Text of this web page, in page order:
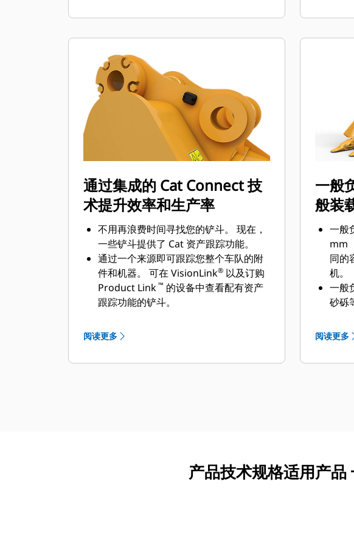
可在更短的时间内装载更多的物料。 对
的部
铲
具
底
会
通过集成的 Cat Connect 技
术提升效率和生产率
不用再浪费时间寻找您的铲斗。 现在，
一些铲斗提供了 Cat 资产跟踪功能。
通过一个来源即可跟踪您整个车队的附
件和机器。 可在 VisionLink® 以及订购
Product Link ™ 的设备中查看配有资产
跟踪功能的铲斗。
定的工地边界，配有资产跟踪器的铲斗
阅读更多
一般
般装
一般
mm
同的
机。
一般
砂砾
一般
于通
式快
用。
阅读更多
产品技术规格适用产品